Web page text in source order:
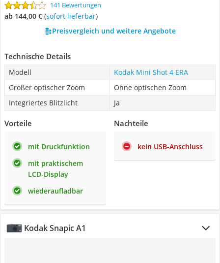
141 Bewertungen
ab 144,00 € ( Sofort lieferbar)
Preisvergleich und weitere Angebote
Technische Details
Modell
Kodak Mini Shot 4 ERA
Großer optischer Zoom
Ohne optischen Zoom
Integriertes Blitzlicht
Ja
Vorteile
mit Druckfunktion
mit praktischem
LCD-Display
wiederaufladbar
Nachteile
kein USB-Anschluss
Kodak Snapic A1